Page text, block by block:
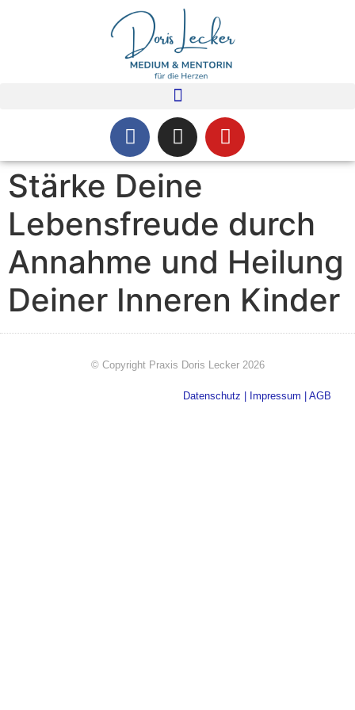
Stärke Deine
Lebensfreude durch
Annahme und Heilung
Deiner Inneren Kinder
© Copyright​ Praxis Doris Lecker 2026
Datenschutz | Impressum | AGB